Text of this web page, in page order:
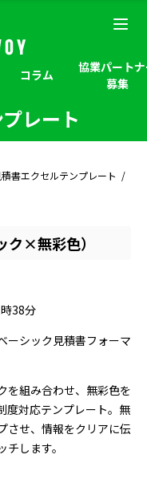
コラム
協業パート
募集
レート
積書エクセルテンプレート
×無彩色）
38分
ーシック見積書フォーマ
を組み合わせ、無彩色を
度対応テンプレート。無
させ、情報をクリアに伝
します。